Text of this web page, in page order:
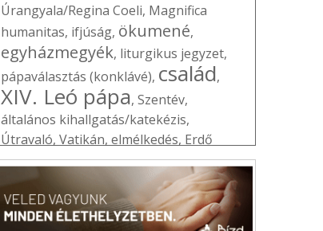
Úrangyala/Regina Coeli, Magnifica
humanitas, ifjúság, ökumené,
egyházmegyék, liturgikus jegyzet,
pápaválasztás (konklávé), család,
XIV. Leó pápa, Szentév,
általános kihallgatás/katekézis,
Útravaló, Vatikán, elmélkedés, Erdő
Péter